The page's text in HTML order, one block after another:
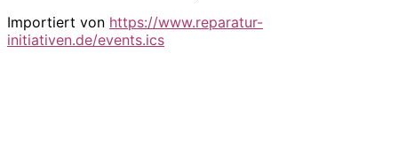
Importiert von https://www.reparatur-
initiativen.de/events.ics